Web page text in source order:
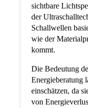
sichtbare
der
Schallwellen
wie der
kommt.
Die Bedeutung
Energieberatung
einschätzen, da
von